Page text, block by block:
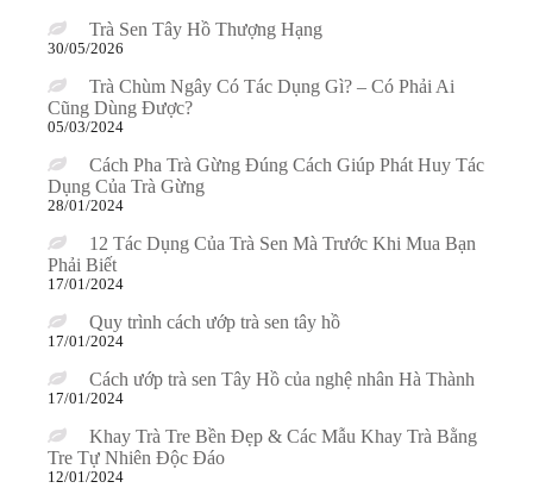
Trà Sen Tây Hồ Thượng Hạng
30/05/2026
Trà Chùm Ngây Có Tác Dụng Gì? – Có Phải Ai
Cũng Dùng Được?
05/03/2024
Cách Pha Trà Gừng Đúng Cách Giúp Phát Huy Tác
Dụng Của Trà Gừng
28/01/2024
12 Tác Dụng Của Trà Sen Mà Trước Khi Mua Bạn
Phải Biết
17/01/2024
Quy trình cách ướp trà sen tây hồ
17/01/2024
Cách ướp trà sen Tây Hồ của nghệ nhân Hà Thành
17/01/2024
Khay Trà Tre Bền Đẹp & Các Mẫu Khay Trà Bằng
Tre Tự Nhiên Độc Đáo
12/01/2024